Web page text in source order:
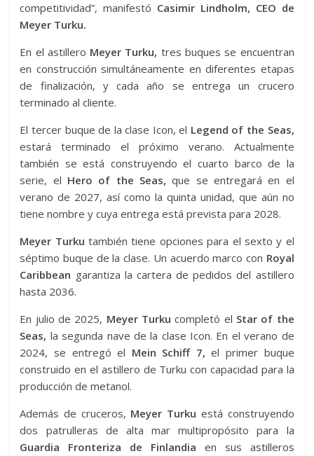
competitividad”, manifestó Casimir Lindholm, CEO de
Meyer Turku.
En el astillero Meyer Turku, tres buques se encuentran
en construcción simultáneamente en diferentes etapas
de finalización, y cada año se entrega un crucero
terminado al cliente.
El tercer buque de la clase Icon, el Legend of the Seas,
estará terminado el próximo verano. Actualmente
también se está construyendo el cuarto barco de la
serie, el Hero of the Seas, que se entregará en el
verano de 2027, así como la quinta unidad, que aún no
tiene nombre y cuya entrega está prevista para 2028.
Meyer Turku también tiene opciones para el sexto y el
séptimo buque de la clase. Un acuerdo marco con Royal
Caribbean garantiza la cartera de pedidos del astillero
hasta 2036.
En julio de 2025, Meyer Turku completó el Star of the
Seas, la segunda nave de la clase Icon. En el verano de
2024, se entregó el Mein Schiff 7, el primer buque
construido en el astillero de Turku con capacidad para la
producción de metanol.
Además de cruceros, Meyer Turku está construyendo
dos patrulleras de alta mar multipropósito para la
Guardia Fronteriza de Finlandia en sus astilleros